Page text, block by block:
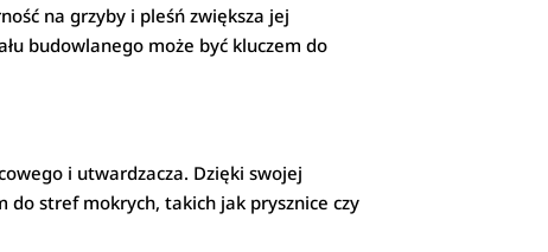
na grzyby i pleśń zwiększa jej
budowlanego może być kluczem do
i utwardzacza. Dzięki swojej
stref mokrych, takich jak prysznice czy